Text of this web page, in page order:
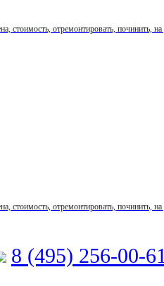
8 (495) 256-00-61